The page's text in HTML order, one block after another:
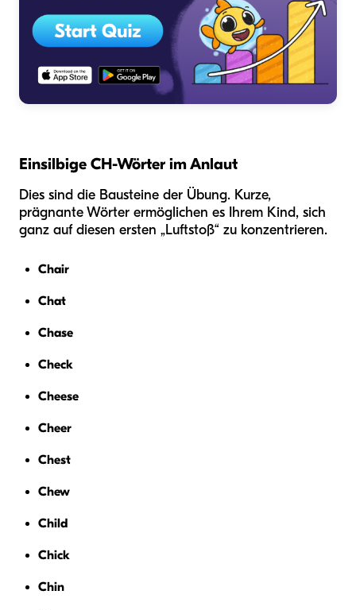
Einsilbige CH-Wörter im Anlaut
Dies sind die Bausteine der Übung. Kurze,
prägnante Wörter ermöglichen es Ihrem Kind, sich
ganz auf diesen ersten „Luftstoß“ zu konzentrieren.
Chair
Chat
Chase
Check
Cheese
Cheer
Chest
Chew
Child
Chick
Chin